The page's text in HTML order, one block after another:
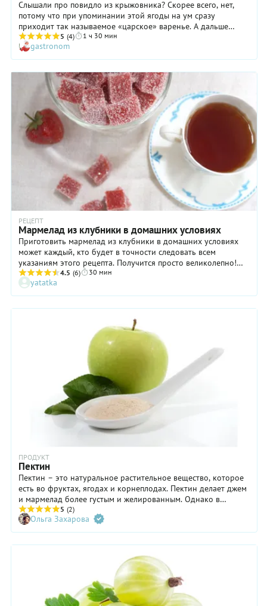
Слышали про повидло из крыжовника? Скорее всего, нет,
потому что при упоминании этой ягоды на ум сразу
приходит так называемое «царское» варенье. А дальше
воображение услужливо дорисовывает картину
многочасовой подготовки крыжовника, ведь чтобы варенье
получилось прозрачным, как слеза, семена из плодов
должны быть тщательно удалены. Так вот, если вы
соберетесь готовить повидло из крыжовника, вам это не
грозит! К тому же готовое блюдо будет иметь настолько
изысканный вкус, что вы непременно внесете наш рецепт в
список своих любимых семейных. И пусть повидло из
крыжовника не отличается прозрачностью (от него этого и
не требуется), зато с ним вы сэкономите силы летом, а зимой
сможете сполна насладиться невероятно вкусным десертом.
5 (4) 1 ч 30 мин
gastronom
РЕЦЕПТ
Мармелад из клубники в домашних условиях
Приготовить мармелад из клубники в домашних условиях
может каждый, кто будет в точности следовать всем
указаниям этого рецепта. Получится просто великолепно!
Обратите внимание: в качестве загустителя в этом рецепте
домашнего клубничного мармелада используется пектин
(приобрести его можно в крупных интернет-маркетах), а не
желатин и не агар-агар. Почему так? Потому что с
желатином получается совсем другой мармелад, который и
называется «желейным». К тому же этот загуститель не
используют вегетарианцы. Агар-агар же делает текстуру
продуктов более плотной и хрупкой. А вот пектин — мягкой
и тягучей, что и необходимо в данном случае. В общем,
попробовав однажды домашний клубничный мармелад, вы
точно не пойдете больше в магазин за покупным.
4.5 (6) 30 мин
yatatka
ПРОДУКТ
Пектин
Пектин – это натуральное растительное вещество, которое
есть во фруктах, ягодах и корнеплодах. Пектин делает джем
и мармелад более густым и желированным. Однако в
некоторых плодах мало природного пектина, тогда для
загущения нужно еще добавить готовый пектин. Вы можете
купить его или приготовить самостоятельно из цедры
цитрусовых или из яблок.
5 (2)
Ольга Захарова